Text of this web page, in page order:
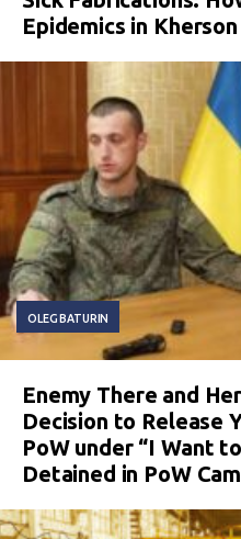
Epidemics in
OLEG BATURIN
Enemy There and
Decision to Release
PoW under “I Want
Detained in PoW